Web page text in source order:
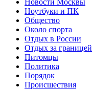
Ноутбуки и ПК
Общество
Около спорта
Отдых в России
Отдых за границей
Питомцы
Политика
Порядок
Происшествия